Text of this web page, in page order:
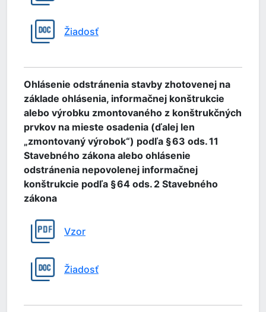
Žiadosť
Ohlásenie odstránenia stavby zhotovenej na
základe ohlásenia, informačnej konštrukcie
alebo výrobku zmontovaného z konštrukčných
prvkov na mieste osadenia (ďalej len
„zmontovaný výrobok“) podľa § 63 ods. 11
Stavebného zákona alebo ohlásenie
odstránenia nepovolenej informačnej
konštrukcie podľa § 64 ods. 2 Stavebného
zákona
Vzor
Žiadosť